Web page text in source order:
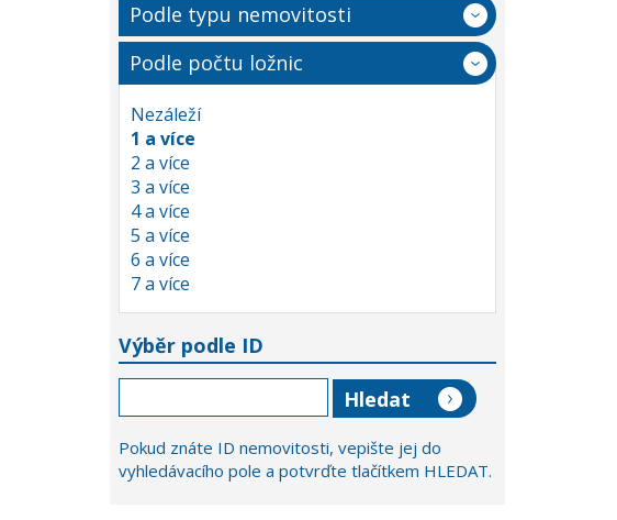
Podle typu nemovitosti
Podle počtu ložnic
Nezáleží
1 a více
2 a více
3 a více
4 a více
5 a více
6 a více
7 a více
Výběr podle ID
Pokud znáte ID nemovitosti, vepište jej do
vyhledávacího pole a potvrďte tlačítkem HLEDAT.